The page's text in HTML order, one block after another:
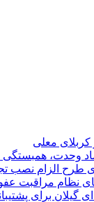
کربلای معلی
وحدت،
طرح الزام نصب
نظام مراقبت
گیلان برای